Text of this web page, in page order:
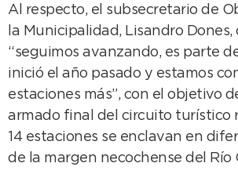
Al respecto, el subsecretario de
la Municipalidad, Lisandro
“seguimos avanzando, es parte
inició el año pasado y estamos
estaciones más”, con el objetivo
armado final del circuito turístico
14 estaciones se enclavan en
de la margen necochense del Río